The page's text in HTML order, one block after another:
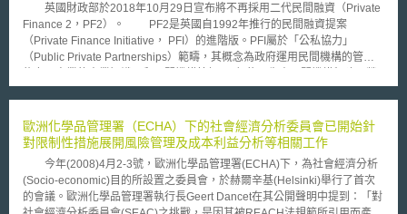
步」（Uber），係全球最具價值之風險投資新創公司，估計市值400億美
元。關於優步如何支付駕駛報酬、向乘客收取車資費用並確保其安全、以及
違反交通法令規範等層面，業已在全球面臨諸多法律挑戰。共乘服務運用科
技來連結市民利用其自有私家車與欲搭乘車輛之消費者，而傳統計程車經營
時表示：「此次修法，係將消費者的安全置於優先考量，亦認同如優步這類
型公司之價值，以及其運用科技改善城市運輸品質之能力。」 然而優
步及其他同類公司發現：要在經濟快速成長的東南亞經營，未必是一件輕而
易舉的事情。傳統計程車業者揚言要控告政府，以促其保護在馬尼拉攬客維
生的27,000部計程車。 「世界各地政府均瞭解計程車業者投資多少於
經營，卻僅有菲律賓的業者未受保護。」菲律賓全國計程車駕駛協會主席
英國財政部於2018年10月29日宣布將不再採用二代民間融資（Private
Finance 2，PF2）。 PF2是英國自1992年推行的民間融資提案
（Private Finance Initiative， PFI）的進階版。PFI屬於「公私協力」
（Public Private Partnerships）範疇，其概念為政府運用民間機構的管理
運公共建設，政府再向民間機構購買該公共建設之公共服務。政府在民間機
服務品質有無符合約定，再予以付款，倘未達到績效指標或資產無法提供服
務時，則有扣款機制。 PFI在英國運作20多年，雖確實有效減輕政府財
此，英國於2011年對PFI進行改革，推出PF2。PF2有PFI制度及基本架構，
但讓政府參股投入部分資金，成為投資者之一；簡化案件行政程序，從計畫
啟動到選出最優申請人，原則不得超過18個月；要求民間機構披露公開資產
歐洲化學品管理署（ECHA）下的社會經濟分析委員會已開始針
對限制性措施展開風險管理及成本利益分析等相關工作
今年(2008)4月2-3號，歐洲化學品管理署(ECHA)下，為社會經濟分析
(Socio-economic)目的所設置之委員會，於赫爾辛基(Helsinki)舉行了首次
的會議。歐洲化學品管理署執行長Geert Dancet在其公開聲明中提到：「對